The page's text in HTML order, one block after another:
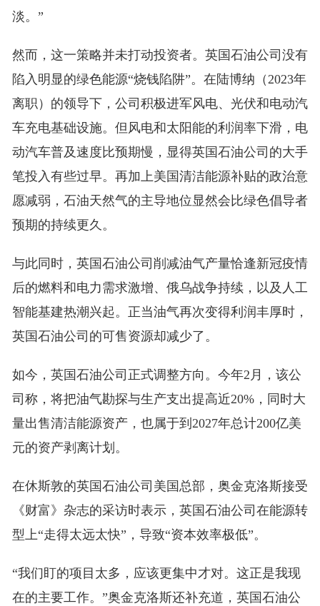
淡。”
然而，这一策略并未打动投资者。英国石油公司没有
陷入明显的绿色能源“烧钱陷阱”。在陆博纳（2023年
离职）的领导下，公司积极进军风电、光伏和电动汽
车充电基础设施。但风电和太阳能的利润率下滑，电
动汽车普及速度比预期慢，显得英国石油公司的大手
笔投入有些过早。再加上美国清洁能源补贴的政治意
愿减弱，石油天然气的主导地位显然会比绿色倡导者
预期的持续更久。
与此同时，英国石油公司削减油气产量恰逢新冠疫情
后的燃料和电力需求激增、俄乌战争持续，以及人工
智能基建热潮兴起。正当油气再次变得利润丰厚时，
英国石油公司的可售资源却减少了。
如今，英国石油公司正式调整方向。今年2月，该公
司称，将把油气勘探与生产支出提高近20%，同时大
量出售清洁能源资产，也属于到2027年总计200亿美
元的资产剥离计划。
在休斯敦的英国石油公司美国总部，奥金克洛斯接受
《财富》杂志的采访时表示，英国石油公司在能源转
型上“走得太远太快”，导致“资本效率极低”。
“我们盯的项目太多，应该更集中才对。这正是我现
在的主要工作。”奥金克洛斯还补充道，英国石油公